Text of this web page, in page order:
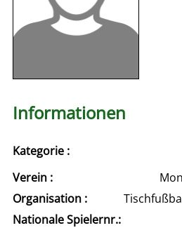
Informationen
Kategorie :
Verein :
Organisation :
Nationale Spielernr.: